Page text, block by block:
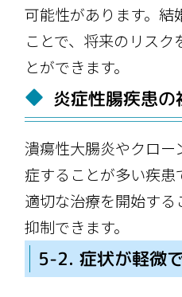
可能性があります。結
ことで、将来のリス
とができます。
炎症性腸疾患の
潰瘍性大腸炎やクロ
症することが多い疾患
適切な治療を開始する
抑制できます。
5-2. 症状が軽微